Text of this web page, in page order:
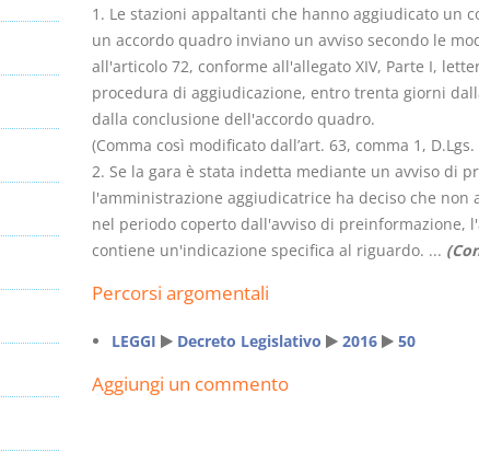
1. Le stazioni appaltanti che hanno aggiudicato un
un accordo quadro inviano un avviso secondo le
all'articolo 72, conforme all'allegato XIV, Parte I,
procedura di aggiudicazione, entro trenta giorni
dalla conclusione dell'accordo quadro.
(Comma così modificato dall’art. 63, comma 1,
2. Se la gara è stata indetta mediante un avviso di
l'amministrazione aggiudicatrice ha deciso che
nel periodo coperto dall'avviso di preinformazione,
contiene un'indicazione specifica al riguardo. ...
Percorsi argomentali
LEGGI Decreto Legislativo 2016 50
Aggiungi un commento
Contratti
ebook€
(iva incl.)
Il Condominio
La riforma di cui alla
legge 220/2012
S. D'Andrea – D.
Minussi
Versione ebook
6,99 (iva incl.)